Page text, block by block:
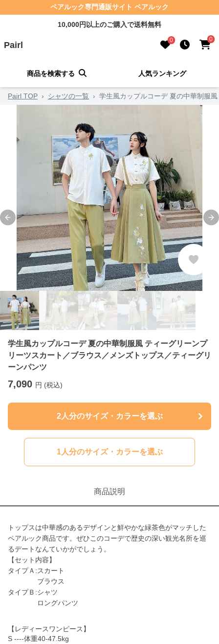
ペアルック専門通販サイト ペアルック
10,000円以上のご購入で送料無料
Pairl 0 0
商品を検索する 人気ランキング
Pairl TOP › シャツの一覧 › 学生風カップルコーデ 夏の中華制服
Previous slide
学生風カップルコーデ 夏の中華制服風 ティーグリーンプ
リーツスカート／ブラウス／メンズトップス／ティーグリ
ーンパンツ
7,090 円 (税込)
2人分のサイズ・カラーを選ぶ
1人分のサイズ・カラーを選ぶ
商品説明
トップスは中華感のあるデザインと鮮やかな緑茶色がマッチした
ペアルック商品です。ぜひこのコーデで歴史の深い観光名所を巡
るデートなんていかがでしょう。
【セット内容】
タイプＡ:スカート
ブラウス
タイプＢ:シャツ
ロングパンツ
【レディースワンピース】
S ----体重40-47.5kg